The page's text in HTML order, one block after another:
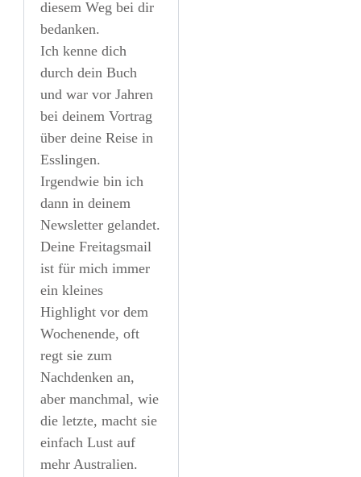
diesem Weg bei dir
bedanken.
Ich kenne dich
durch dein Buch
und war vor Jahren
bei deinem Vortrag
über deine Reise in
Esslingen.
Irgendwie bin ich
dann in deinem
Newsletter gelandet.
Deine Freitagsmail
ist für mich immer
ein kleines
Highlight vor dem
Wochenende, oft
regt sie zum
Nachdenken an,
aber manchmal, wie
die letzte, macht sie
einfach Lust auf
mehr Australien.